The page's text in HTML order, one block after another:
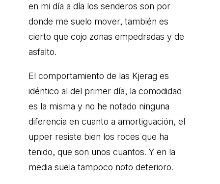
en mi día a día los senderos son por
donde me suelo mover, también es
cierto que cojo zonas empedradas y de
asfalto.
El comportamiento de las Kjerag es
idéntico al del primer día, la comodidad
es la misma y no he notado ninguna
diferencia en cuanto a amortiguación, el
upper resiste bien los roces que ha
tenido, que son unos cuantos. Y en la
media suela tampoco noto deterioro.